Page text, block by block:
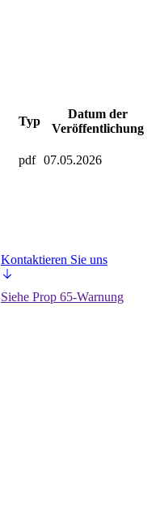
Typ
Datum der
Veröffentlichung
pdf 07.05.2026
Kontaktieren Sie uns
Siehe Prop 65-Warnung